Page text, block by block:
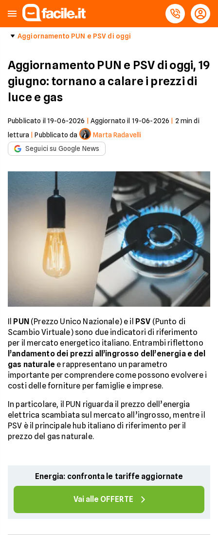
Aggiornamento PUN e PSV di oggi
Aggiornamento PUN e PSV di oggi, 19
giugno: tornano a calare i prezzi di
luce e gas
Pubblicato il 19-06-2026 Aggiornato il 19-06-2026 2 min di
lettura |Pubblicato da
Marta Radavelli
Seguici su Google News
Il PUN(Prezzo Unico Nazionale) e il PSV (Punto di
Scambio Virtuale) sono due indicatori di riferimento
per il mercato energetico italiano. Entrambi riflettono
l’andamento dei prezzi all’ingrosso dell’energia e del
gas naturale e rappresentano un parametro
importante per comprendere come possono evolvere i
costi delle forniture per famiglie e imprese.
In particolare, il PUN riguarda il prezzo dell’energia
elettrica scambiata sul mercato all’ingrosso, mentre il
PSV è il principale hub italiano di riferimento per il
prezzo del gas naturale.
Energia: confronta le tariffe aggiornate
Vai alle OFFERTE